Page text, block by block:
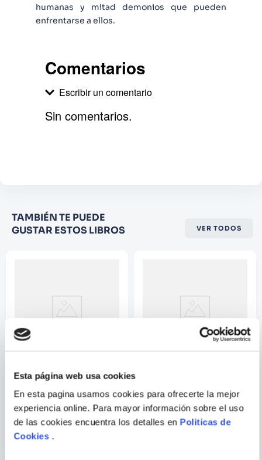
Esta página web usa cookies
En esta pagina usamos cookies para ofrecerte la mejor
experiencia online. Para mayor información sobre el uso
de las cookies encuentra los detalles en Politicas de
Cookies.
humanas y mitad demonios que pueden
enfrentarse a ellos.
Comentarios
Escribir un comentario
Califique el producto de 1 a 5
estrellas
Correo electrónico
Sin comentarios.
TAMBIÉN TE PUEDE
GUSTAR ESTOS LIBROS
VER TODOS
MASASHI KISHIMOTO
NARUTO: THE SEVENTH
HOKAGE AND THE SCARLET
SPRING
NARUTO (3-IN-1 EDITION),
VOL. 8